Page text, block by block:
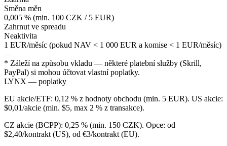
Směna měn
0,005 % (min. 100 CZK / 5 EUR)
Zahrnut ve spreadu
Neaktivita
1 EUR/měsíc (pokud NAV < 1 000 EUR a komise < 1 EUR/měsíc)
—
* Záleží na způsobu vkladu — některé platební služby (Skrill,
PayPal) si mohou účtovat vlastní poplatky.
LYNX — poplatky
EU akcie/ETF: 0,12 % z hodnoty obchodu (min. 5 EUR). US akcie:
$0,01/akcie (min. $5, max 2 % z transakce).
CZ akcie (BCPP): 0,25 % (min. 150 CZK). Opce: od
$2,40/kontrakt (US), od €3/kontrakt (EU).